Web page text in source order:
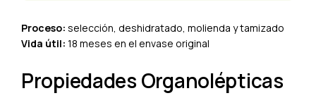
Proceso: selección, deshidratado, molienda y tamizado
Vida útil: 18 meses en el envase original
Propiedades Organolépticas